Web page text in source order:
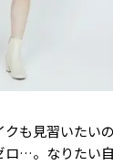
も見習いたい
ロ…。なりたい